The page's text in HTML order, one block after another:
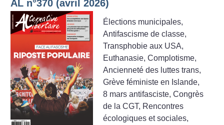
AL n°370 (avril 2026)
Élections municipales,
Antifascisme de classe,
Transphobie aux USA,
Euthanasie, Complotisme,
Ancienneté des luttes trans,
Grève féministe en Islande,
8 mars antifasciste, Congrès
de la CGT, Rencontres
écologiques et sociales,